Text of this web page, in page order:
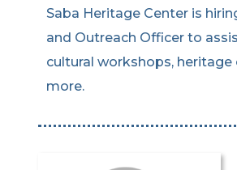
Saba Heritage Center is
and Outreach Officer to
cultural workshops, heritage
more.